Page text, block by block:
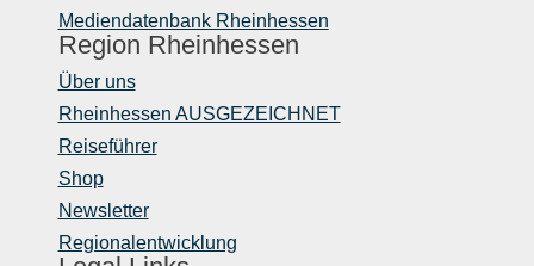
Mediendatenbank Rheinhessen
Region Rheinhessen
Über uns
Rheinhessen AUSGEZEICHNET
Reiseführer
Shop
Newsletter
Regionalentwicklung